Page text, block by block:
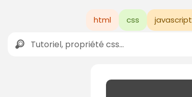
html css javascript